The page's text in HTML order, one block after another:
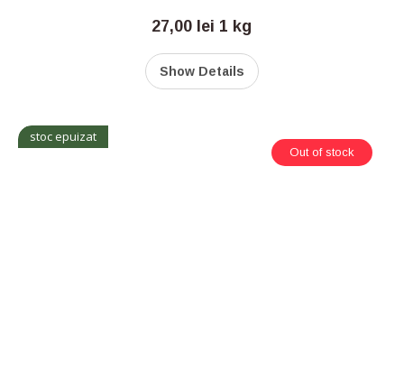
27,00 lei 1 kg
Show Details
stoc epuizat
Out of stock